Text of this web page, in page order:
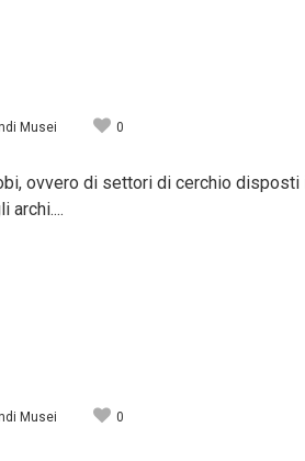
Musei 0
ovvero di settori di cerchio
archi....
Musei 0